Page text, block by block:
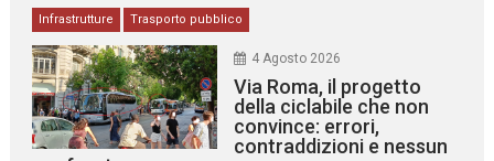
Infrastrutture Trasporto pubblico
4 Agosto 2026
Via Roma, il progetto
della ciclabile che non
convince: errori,
contraddizioni e nessun